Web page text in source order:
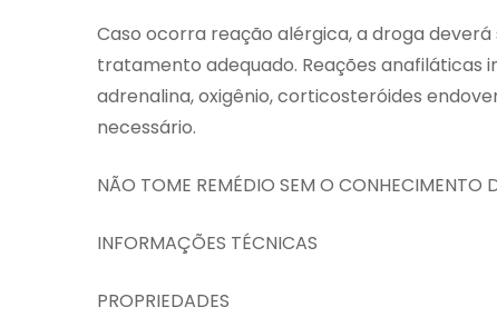
Caso ocorra reação alérgica, a droga
tratamento adequado. Reações
adrenalina, oxigênio, corticosteróides
necessário.
NÃO TOME REMÉDIO SEM O CONHECIMENTO
INFORMAÇÕES TÉCNICAS
PROPRIEDADES